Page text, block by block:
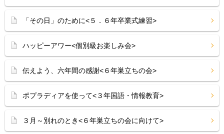
「その日」のために<５．６年卒業式練習>
ハッピーアワー<個別級お楽しみ会>
伝えよう、六年間の感謝<６年巣立ちの会>
ポプラディアを使って<３年国語・情報教育>
３月～別れのとき<６年巣立ちの会に向けて>